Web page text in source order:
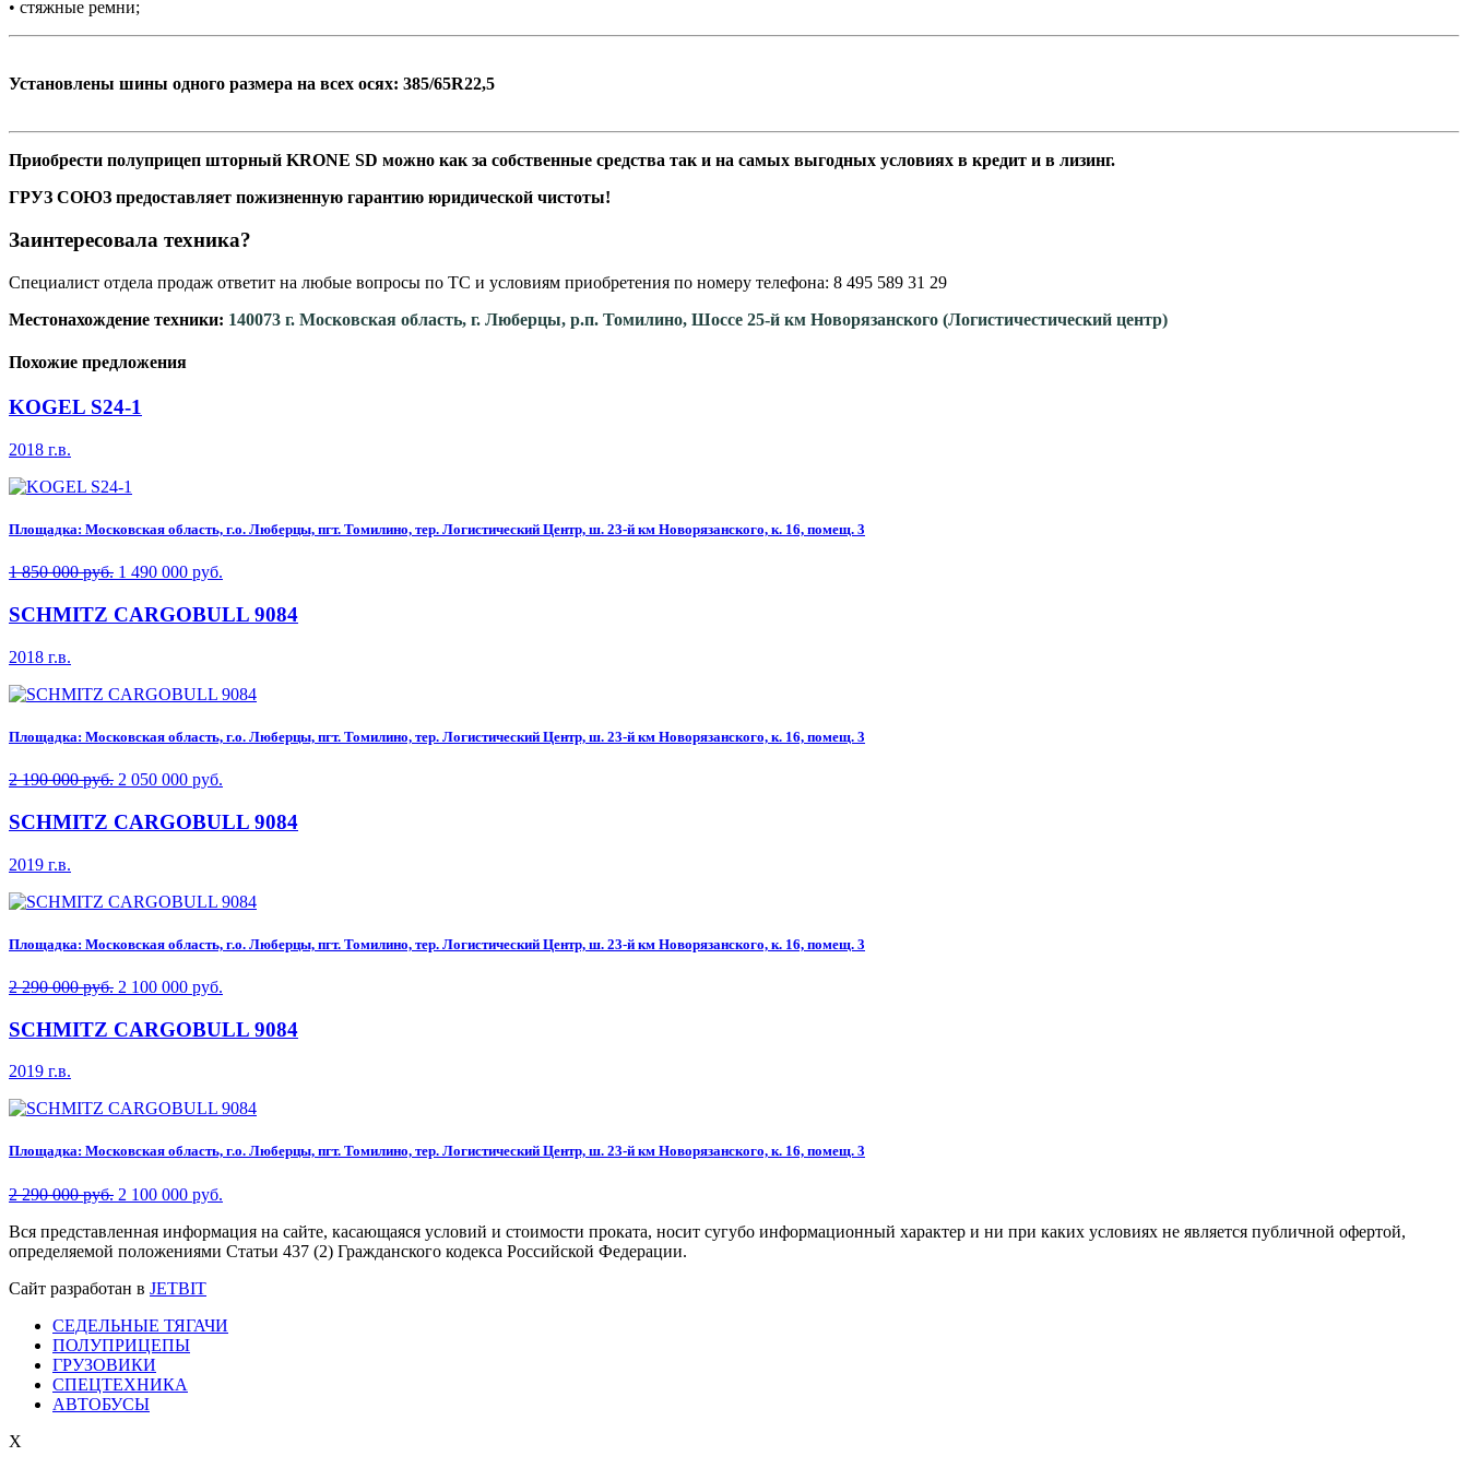
• стяжные ремни;
Установлены шины одного размера на всех осях: 385/65R22,5
Приобрести полуприцеп шторный KRONE SD можно как за собственные средства так и на самых выгодных условиях в кредит и в лизинг.
ГРУЗ СОЮЗ предоставляет пожизненную гарантию юридической чистоты!
Заинтересовала техника?
Специалист отдела продаж ответит на любые вопросы по ТС и условиям приобретения по номеру телефона: 8 495 589 31 29
Местонахождение техники: 140073 г. Московская область, г. Люберцы, р.п. Томилино, Шоссе 25-й км Новорязанского (Логистичестический центр)
Похожие предложения
KOGEL S24-1
2018 г.в.
Площадка: Московская область, г.о. Люберцы, пгт. Томилино, тер. Логистический Центр, ш. 23-й км Новорязанского, к. 16, помещ. 3
1 850 000 руб. 1 490 000 руб.
SCHMITZ CARGOBULL 9084
2018 г.в.
Площадка: Московская область, г.о. Люберцы, пгт. Томилино, тер. Логистический Центр, ш. 23-й км Новорязанского, к. 16, помещ. 3
2 190 000 руб. 2 050 000 руб.
SCHMITZ CARGOBULL 9084
2019 г.в.
Площадка: Московская область, г.о. Люберцы, пгт. Томилино, тер. Логистический Центр, ш. 23-й км Новорязанского, к. 16, помещ. 3
2 290 000 руб. 2 100 000 руб.
SCHMITZ CARGOBULL 9084
2019 г.в.
Площадка: Московская область, г.о. Люберцы, пгт. Томилино, тер. Логистический Центр, ш. 23-й км Новорязанского, к. 16, помещ. 3
2 290 000 руб. 2 100 000 руб.
Вся представленная информация на сайте, касающаяся условий и стоимости проката, носит сугубо информационный характер и ни при каких условиях не является публичной офертой,
определяемой положениями Статьи 437 (2) Гражданского кодекса Российской Федерации.
Сайт разработан в JETBIT
СЕДЕЛЬНЫЕ ТЯГАЧИ
ПОЛУПРИЦЕПЫ
ГРУЗОВИКИ
СПЕЦТЕХНИКА
АВТОБУСЫ
X